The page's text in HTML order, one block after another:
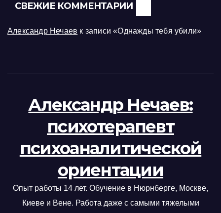
СВЕЖИЕ КОММЕНТАРИИ
Александр Нечаев к записи«Однажды тебя убили»
Александр Нечаев:
психотерапевт
психоаналитической
ориентации
Опыт работы 14 лет. Обучение в Нюрнберге, Москве,
Киеве и Вене. Работа даже с самыми тяжелыми